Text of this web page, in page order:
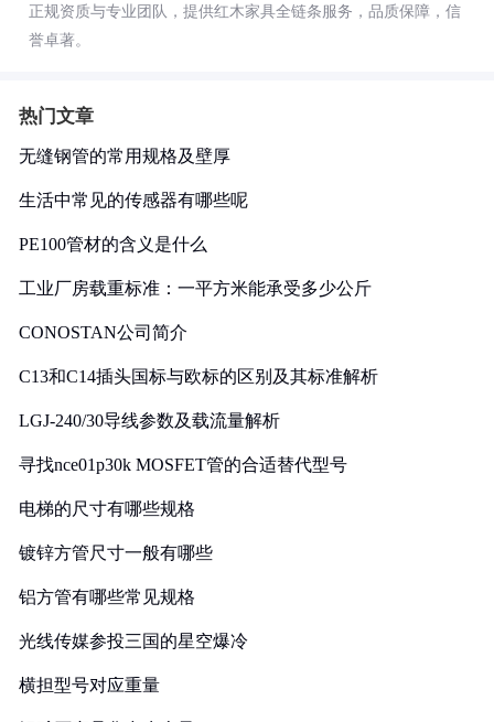
正规资质与专业团队，提供红木家具全链条服务，品质保障，信
誉卓著。
热门文章
无缝钢管的常用规格及壁厚
生活中常见的传感器有哪些呢
PE100管材的含义是什么
工业厂房载重标准：一平方米能承受多少公斤
CONOSTAN公司简介
C13和C14插头国标与欧标的区别及其标准解析
LGJ-240/30导线参数及载流量解析
寻找nce01p30k MOSFET管的合适替代型号
电梯的尺寸有哪些规格
镀锌方管尺寸一般有哪些
铝方管有哪些常见规格
光线传媒参投三国的星空爆冷
横担型号对应重量